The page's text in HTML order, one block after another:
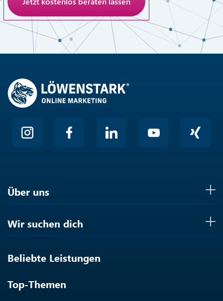
Anti-Roboter-Verifizierung
Hier klicken
Über uns
Wir suchen dich
Beliebte Leistungen
Top-Themen